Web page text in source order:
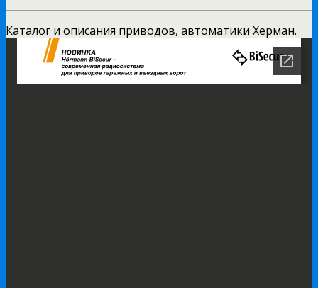
Каталог и описания приводов, автоматики Херман.